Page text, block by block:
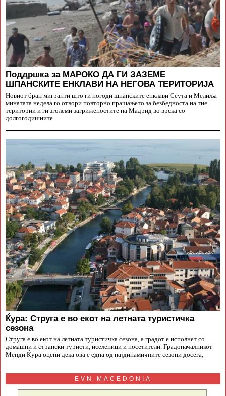
Поддршка за МАРОКО ДА ГИ ЗАЗЕМЕ
ШПАНСКИТЕ ЕНКЛАВИ НА НЕГОВА ТЕРИТОРИЈА
Новиот бран мигранти што ги погоди шпанските енклави Сеута и Мелиља
минатата недела го отвори повторно прашањето за безбедноста на тие
територии и ги зголеми загриженостите на Мадрид во врска со
долгогодишните
Ќура: Струга е во екот на летната туристичка
сезона
Струга е во екот на летната туристичка сезона, а градот е исполнет со
домашни и странски туристи, иселеници и посетители. Градоначалникот
Менди Ќура оцени дека ова е една од најдинамичните сезони досега,
EVN MACEDONIA